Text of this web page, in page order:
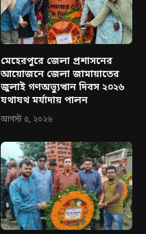
মেহেরপুরে জেলা প্রশাসনের
আয়োজনে জেলা জামায়াতের
জুলাই গণঅভ্যুত্থান দিবস ২০২৬
যথাযথ মর্যাদায় পালন
আগস্ট ৫, ২০২৬